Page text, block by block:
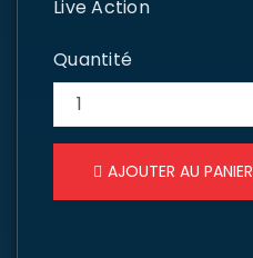
Live Action
Quantité
AJOUTER AU PANIER